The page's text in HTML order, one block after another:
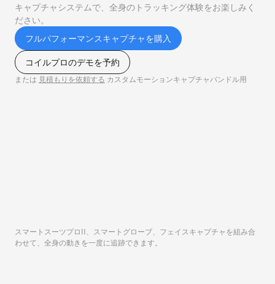
キャプチャシステムで、全身のトラッキング体験をお楽しみく
ださい。
フルパフォーマンスキャプチャを購入
コイルプロのデモを予約
または 見積もりを依頼する カスタムモーションキャプチャバンドル用
スマートスーツプロII、スマートグローブ、フェイスキャプチャを組み合
わせて、全身の動きを一度に追跡できます。